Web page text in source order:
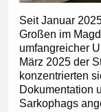
Seit Januar
Großen im
umfangreicher
März 2025 der
konzentrierten
Dokumentation
Sarkophags